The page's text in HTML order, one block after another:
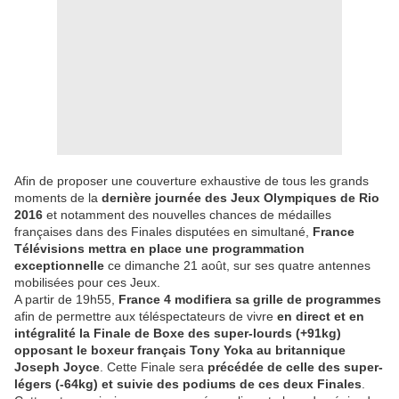
Afin de proposer une couverture exhaustive de tous les grands
moments de la dernière journée des Jeux Olympiques de Rio
2016 et notamment des nouvelles chances de médailles
françaises dans des Finales disputées en simultané, France
Télévisions mettra en place une programmation
exceptionnelle ce dimanche 21 août, sur ses quatre antennes
mobilisées pour ces Jeux.
A partir de 19h55, France 4 modifiera sa grille de programmes
afin de permettre aux téléspectateurs de vivre en direct et en
intégralité la Finale de Boxe des super-lourds (+91kg)
opposant le boxeur français Tony Yoka au britannique
Joseph Joyce . Cette Finale sera précédée de celle des super-
légers (-64kg) et suivie des podiums de ces deux Finales